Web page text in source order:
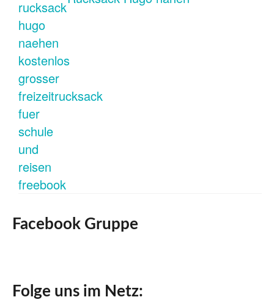
Facebook Gruppe
Folge uns im Netz: